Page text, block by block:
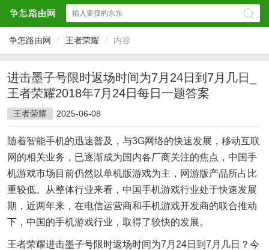
争怎路由网 / 王者荣耀 / 内容
进击墨子号限时返场时间为7月24日到7月几日_
王者荣耀2018年7月24日每日一题答案
王者荣耀 2025-06-08
随着智能手机的迅速普及，与3G网络的快速发展，移动互联
网的相关业务，已逐渐成为国内各厂商关注的焦点，中国手
机游戏市场目前仍然以单机版游戏为主，网游版产品所占比
重较低。从整体行业来看，中国手机游戏行业处于快速发展
期，近两年来，在电信运营商和手机游戏开发商的联合推动
下，中国的手机游戏行业，取得了较快的发展。
王者荣耀进击墨子号限时返场时间为7月24日到7月几日？今